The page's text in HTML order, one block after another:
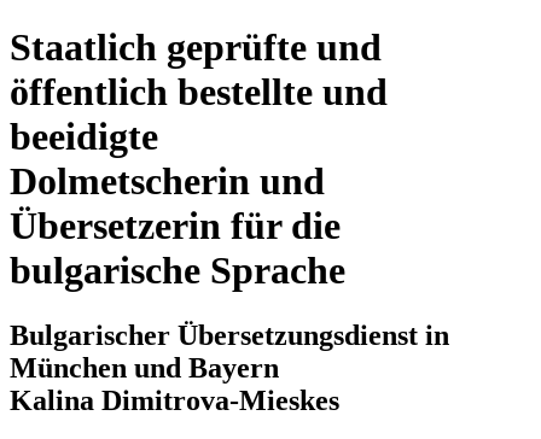
Staatlich geprüfte und
öffentlich bestellte und
beeidigte
Dolmetscherin und
Übersetzerin für die
bulgarische Sprache
Bulgarischer Übersetzungsdienst in
München und Bayern
Kalina Dimitrova-Mieskes